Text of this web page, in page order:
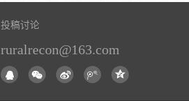
投稿讨论
ruralrecon@163.com